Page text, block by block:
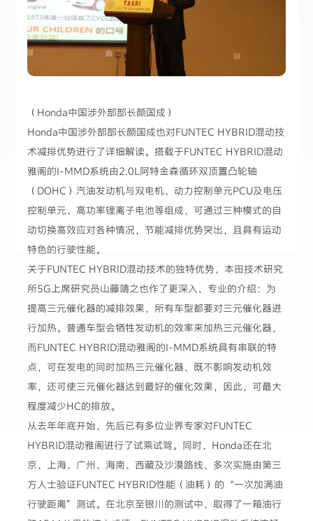
（Honda中国涉外部部长颜国成）
Honda中国涉外部部长颜国成也对FUNTEC HYBRID混动技
术减排优势进行了详细解读。搭载于FUNTEC HYBRID混动
雅阁的I-MMD系统由2.0L阿特金森循环双顶置凸轮轴
（DOHC）汽油发动机与双电机、动力控制单元PCU及电压
控制单元、高功率锂离子电池等组成，可通过三种模式的自
动切换高效应对各种情况，节能减排优势突出，且具有运动
特色的行驶性能。
关于FUNTEC HYBRID混动技术的独特优势，本田技术研究
所5G上席研究员山藤靖之也作了更深入、专业的介绍：为
提高三元催化器的减排效果，所有车型都要对三元催化器进
行加热。普通车型会牺牲发动机的效率来加热三元催化器，
而FUNTEC HYBRID混动雅阁的I-MMD系统具有串联的特
点，可在发电的同时加热三元催化器，既不影响发动机效
率，还可使三元催化器达到最好的催化效果，因此，可最大
程度减少HC的排放。
从去年年底开始，先后已有多位业界专家对FUNTEC
HYBRID混动雅阁进行了试乘试驾。同时，Honda还在北
京、上海、广州、海南、西藏及沙漠路线，多次实施由第三
方人士验证FUNTEC HYBRID性能（油耗）的“一次加满油
行驶距离”测试。在北京至银川的测试中，取得了一箱油行